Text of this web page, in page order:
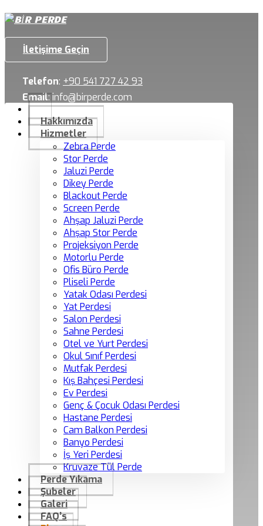
İletişime Geçin
Telefon: +90 541 727 42 93
Email:info@birperde.com
Hakkımızda
Hizmetler
Zebra Perde
Stor Perde
Jaluzi Perde
Dikey Perde
Blackout Perde
Screen Perde
Ahşap Jaluzi Perde
Ahşap Stor Perde
Projeksiyon Perde
Motorlu Perde
Ofis Büro Perde
Pliseli Perde
Yatak Odası Perdesi
Yat Perdesi
Salon Perdesi
Sahne Perdesi
Otel ve Yurt Perdesi
Okul Sınıf Perdesi
Mutfak Perdesi
Kış Bahçesi Perdesi
Ev Perdesi
Genç & Çocuk Odası Perdesi
Hastane Perdesi
Cam Balkon Perdesi
Banyo Perdesi
İş Yeri Perdesi
Kruvaze Tül Perde
Perde Yıkama
Şubeler
Galeri
FAQ’s